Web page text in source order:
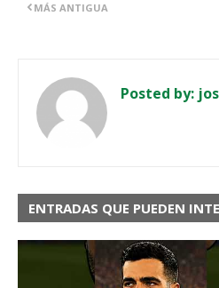
MÁS ANTIGUA
Posted by:
ENTRADAS QUE PUEDEN